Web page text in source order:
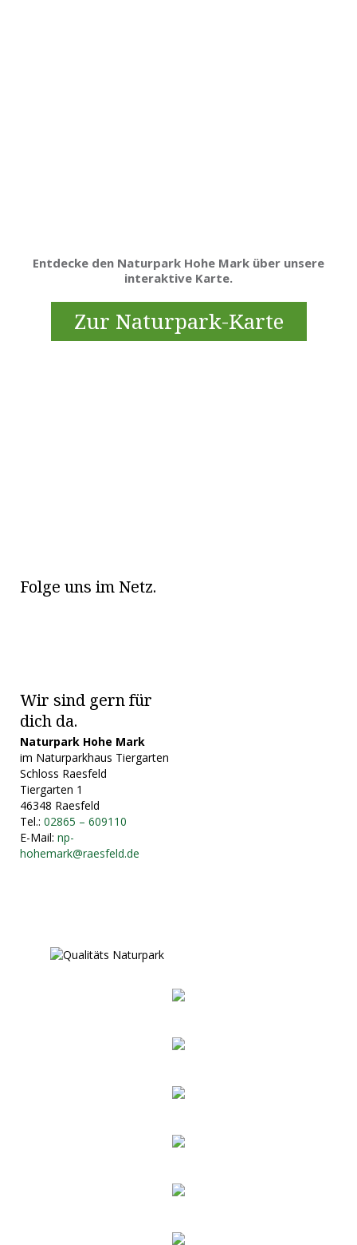
Entdecke den Naturpark Hohe Mark über unsere
interaktive Karte.
Zur Naturpark-Karte
Folge uns im Netz.
Wir sind gern für
dich da.
Naturpark Hohe Mark
im Naturparkhaus Tiergarten
Schloss Raesfeld
Tiergarten 1
46348 Raesfeld
Tel.: 02865 – 609110
E-Mail: np-
hohemark@raesfeld.de